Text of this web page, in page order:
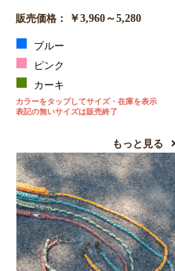
販売価格： ￥3,960～5,280
ブルー
ピンク
カーキ
カラーをタップしてサイズ・在庫を表示
表記の無いサイズは販売終了
もっと見る